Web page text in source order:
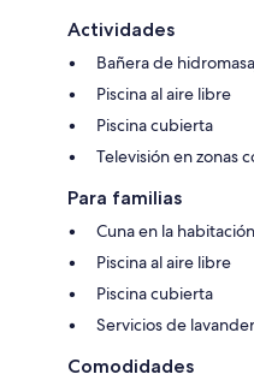
Actividades
Bañera de
Piscina al aire libre
Piscina cubierta
Televisión en zonas
Para familias
Cuna en la habitación
Piscina al aire libre
Piscina cubierta
Servicios de
Comodidades